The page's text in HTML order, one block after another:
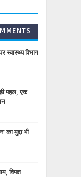
स्वास्थ्य विभाग
पहल, एक
मुद्दा भी
विपक्ष